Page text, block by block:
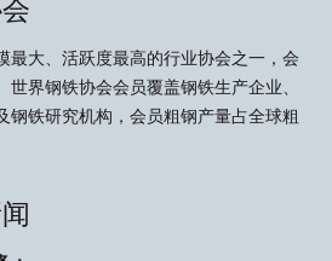
最大、活跃度最高的行业协会之一，会
界钢铁协会会员覆盖钢铁生产企业、
钢铁研究机构，会员粗钢产量占全球粗